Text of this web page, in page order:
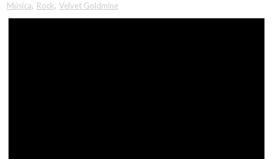
Música, Rock, Velvet Goldmine